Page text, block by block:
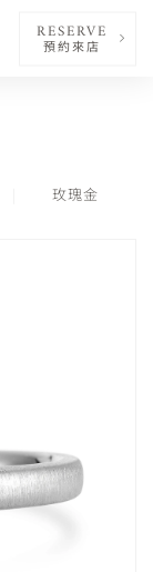
RESERVE
預約來店
玫瑰金